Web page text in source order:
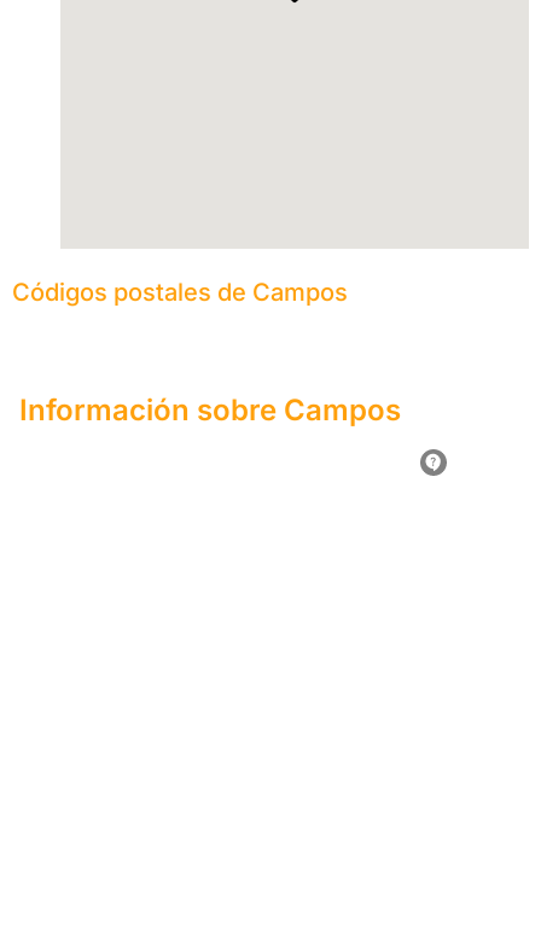
Códigos postales de Campos
Información sobre Campos